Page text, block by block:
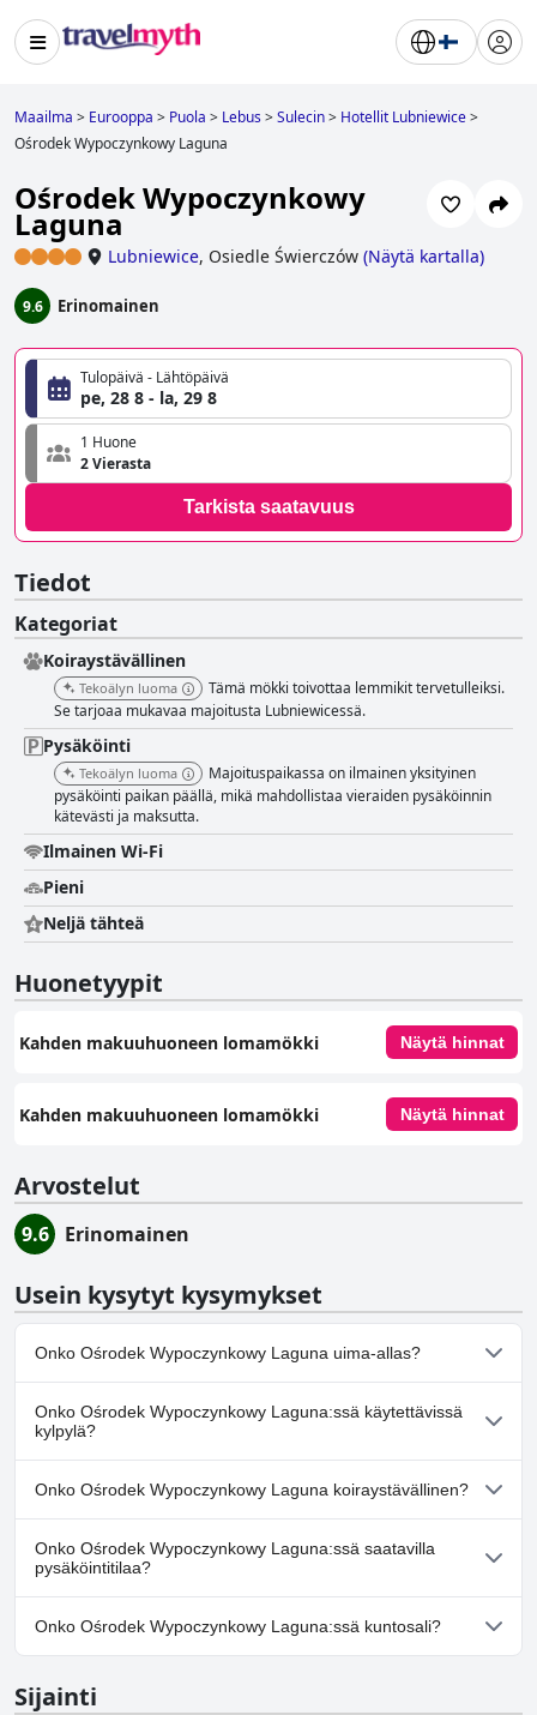
Maailma > Eurooppa > Puola > Lebus>Sulecin> Hotellit Lubniewice>
Ośrodek Wypoczynkowy Laguna
Ośrodek Wypoczynkowy
Laguna
Lubniewice, Osiedle Świerczów (Näytä kartalla)
9.6 Erinomainen
Tulopäivä - Lähtöpäivä
pe, 28 8 - la, 29 8
1 Huone
2 Vierasta
Tarkista saatavuus
Tiedot
Kategoriat
Koiraystävällinen
Tekoälyn luoma
Tämä mökki toivottaa lemmikit tervetulleiksi.
Se tarjoaa mukavaa majoitusta Lubniewicessä.
Pysäköinti
Tekoälyn luoma
Majoituspaikassa on ilmainen yksityinen
pysäköinti paikan päällä, mikä mahdollistaa vieraiden pysäköinnin
kätevästi ja maksutta.
Ilmainen Wi-Fi
Pieni
Neljä tähteä
Huonetyypit
Kahden makuuhuoneen lomamökki Näytä hinnat
Kahden makuuhuoneen lomamökki Näytä hinnat
Arvostelut
9.6 Erinomainen
Usein kysytyt kysymykset
Onko Ośrodek Wypoczynkowy Laguna uima-allas?
Ei, Ośrodek Wypoczynkowy Laguna ei ole uima-allasta.
Onko Ośrodek Wypoczynkowy Laguna:ssä käytettävissä
kylpylä?
Ei, Ośrodek Wypoczynkowy Laguna ei tarjoa kylpylää.
Onko Ośrodek Wypoczynkowy Laguna koiraystävällinen?
Kyllä, Ośrodek Wypoczynkowy Laguna toivottaa koirat
tervetulleiksi.
Onko Ośrodek Wypoczynkowy Laguna:ssä saatavilla
pysäköintitilaa?
Kyllä, Ośrodek Wypoczynkowy Laguna tarjoaa
pysäköintimahdollisuuden.
Onko Ośrodek Wypoczynkowy Laguna:ssä kuntosali?
Sijainti